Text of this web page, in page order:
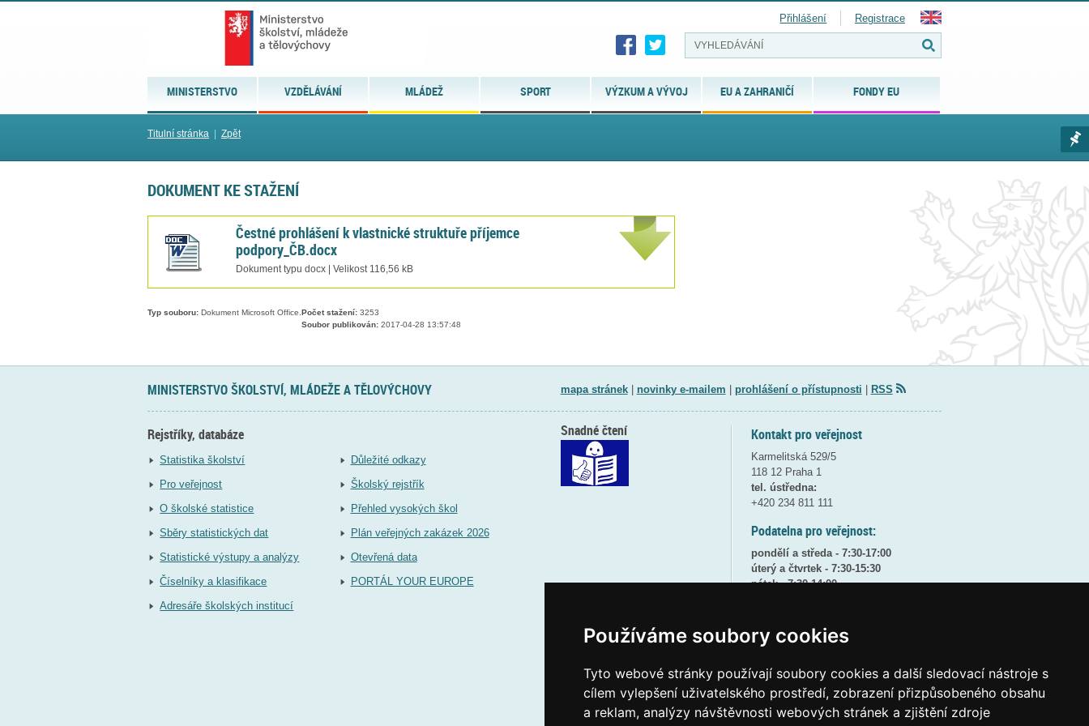
Používáme soubory cookies
Tyto webové stránky používají soubory cookies a další sledovací nástroje s
cílem vylepšení uživatelského prostředí, zobrazení přizpůsobeného obsahu
a reklam, analýzy návštěvnosti webových stránek a zjištění zdroje
MINISTERSTVO VZDĚLÁVÁNÍ MLÁDEŽ SPORT VÝZKUM A VÝVOJ EU A ZAHRANIČÍ FONDY EU
Přihlášení Registrace
Titulní stránka Zpět
DOKUMENT KE STAŽENÍ
Čestné prohlášení k vlastnické struktuře příjemce
podpory_ČB.docx
Dokument typu docx | Velikost 116,56 kB
Typ souboru: Dokument Microsoft Office. Počet stažení: 3253
Soubor publikován: 2017-04-28 13:57:48
MINISTERSTVO ŠKOLSTVÍ, MLÁDEŽE A TĚLOVÝCHOVY mapa stránek| novinky e-mailem prohlášení o přístupnosti RSS
Rejstříky, databáze
Statistika školství
Pro veřejnost
O školské statistice
Sběry statistických dat
Statistické výstupy a analýzy
Číselníky a klasifikace
Adresáře školských institucí
Důležité odkazy
Školský rejstřík
Přehled vysokých škol
Plán veřejných zakázek 2026
Otevřená data
PORTÁL YOUR EUROPE
Kontakt pro veřejnost
Karmelitská 529/5
118 12 Praha 1
tel. ústředna:
+420 234 811 111
Podatelna pro veřejnost:
pondělí a středa - 7:30-17:00
úterý a čtvrtek - 7:30-15:30
pátek - 7:30-14:00
(více informacíZDE)
posta@msmtgovcz
ID datové schránky: vidaawt
Snadné čtení